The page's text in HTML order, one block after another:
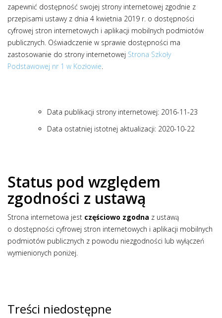
zapewnić dostępność swojej strony internetowej zgodnie z
przepisami ustawy z dnia 4 kwietnia 2019 r. o dostępności
cyfrowej stron internetowych i aplikacji mobilnych podmiotów
publicznych. Oświadczenie w sprawie dostępności ma
zastosowanie do strony internetowej Strona Szkoły
Podstawowej nr 1 w Kozłowie.
Data publikacji strony internetowej: 2016-11-23
Data ostatniej istotnej aktualizacji: 2020-10-22
Status pod względem
zgodności z ustawą
Strona internetowa jest częściowo zgodna z ustawą
o dostępności cyfrowej stron internetowych i aplikacji mobilnych
podmiotów publicznych z powodu niezgodności lub wyłączeń
wymienionych poniżej.
Treści niedostępne